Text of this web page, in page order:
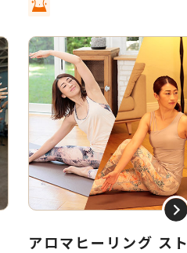
アロマヒーリング スト